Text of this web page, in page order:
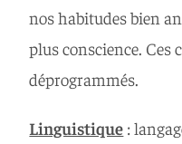
nos habitudes bien
plus conscience. Ces
déprogrammés.
Linguistique :